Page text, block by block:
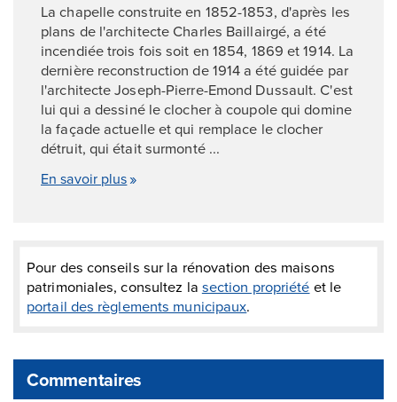
La chapelle construite en 1852-1853, d'après les
plans de l'architecte Charles Baillairgé, a été
incendiée trois fois soit en 1854, 1869 et 1914. La
dernière reconstruction de 1914 a été guidée par
l'architecte Joseph-Pierre-Emond Dussault. C'est
lui qui a dessiné le clocher à coupole qui domine
la façade actuelle et qui remplace le clocher
détruit, qui était surmonté ...
En savoir plus
Pour des conseils sur la rénovation des maisons
patrimoniales, consultez la section propriété et le
portail des règlements municipaux.
Commentaires